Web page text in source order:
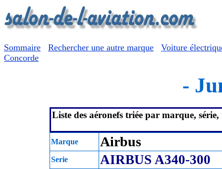
Sommaire Rechercher une autre marque
Voiture
Concorde
-
Liste des aéronefs triée par marque, série,
Marque Airbus
Serie AIRBUS A340-300